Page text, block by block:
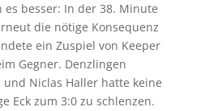
es besser: In der 38. Minute
die nötige Konsequenz
ein Zuspiel von Keeper
Gegner. Denzlingen
Niclas Haller hatte keine
Eck zum 3:0 zu schlenzen.